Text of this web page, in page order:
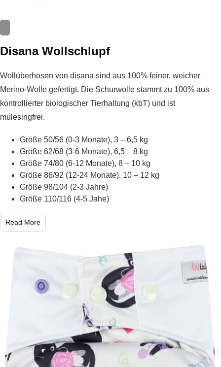
Disana Wollschlupf
Wollüberhosen von disana sind aus 100% feiner, weicher
Merino-Wolle gefertigt. Die Schurwolle stammt zu 100% aus
kontrollierter biologischer Tierhaltung (kbT) und ist
mulesingfrei.
Größe 50/56 (0-3 Monate), 3 – 6,5 kg
Größe 62/68 (3-6 Monate), 6,5 – 8 kg
Größe 74/80 (6-12 Monate), 8 – 10 kg
Größe 86/92 (12-24 Monate), 10 – 12 kg
Größe 98/104 (2-3 Jahre)
Größe 110/116 (4-5 Jahe)
Read More